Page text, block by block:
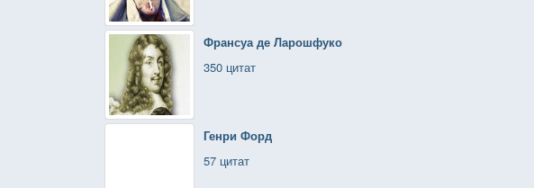
Франсуа де Ларошфуко
350 цитат
Генри Форд
57 цитат